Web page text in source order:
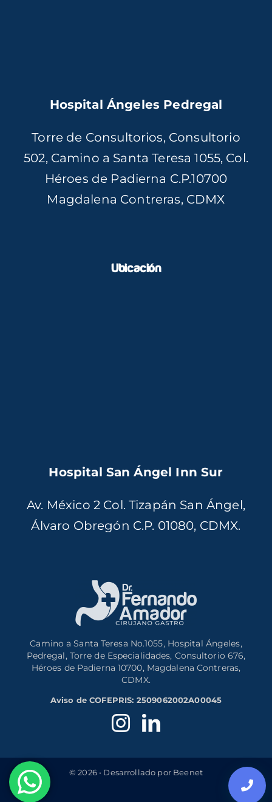
Hospital Ángeles Pedregal
Torre de Consultorios, Consultorio
502, Camino a Santa Teresa 1055, Col.
Héroes de Padierna C.P.10700
Magdalena Contreras, CDMX
Ubicación
Hospital San Ángel Inn Sur
Av. México 2 Col. Tizapán San Ángel,
Álvaro Obregón C.P. 01080, CDMX.
Camino a Santa Teresa No.1055, Hospital Ángeles,
Pedregal, Torre de Especialidades, Consultorio 676,
Héroes de Padierna 10700, Magdalena Contreras,
CDMX.
Aviso de COFEPRIS: 2509062002A00045
© 2026 • Desarrollado por Beenet